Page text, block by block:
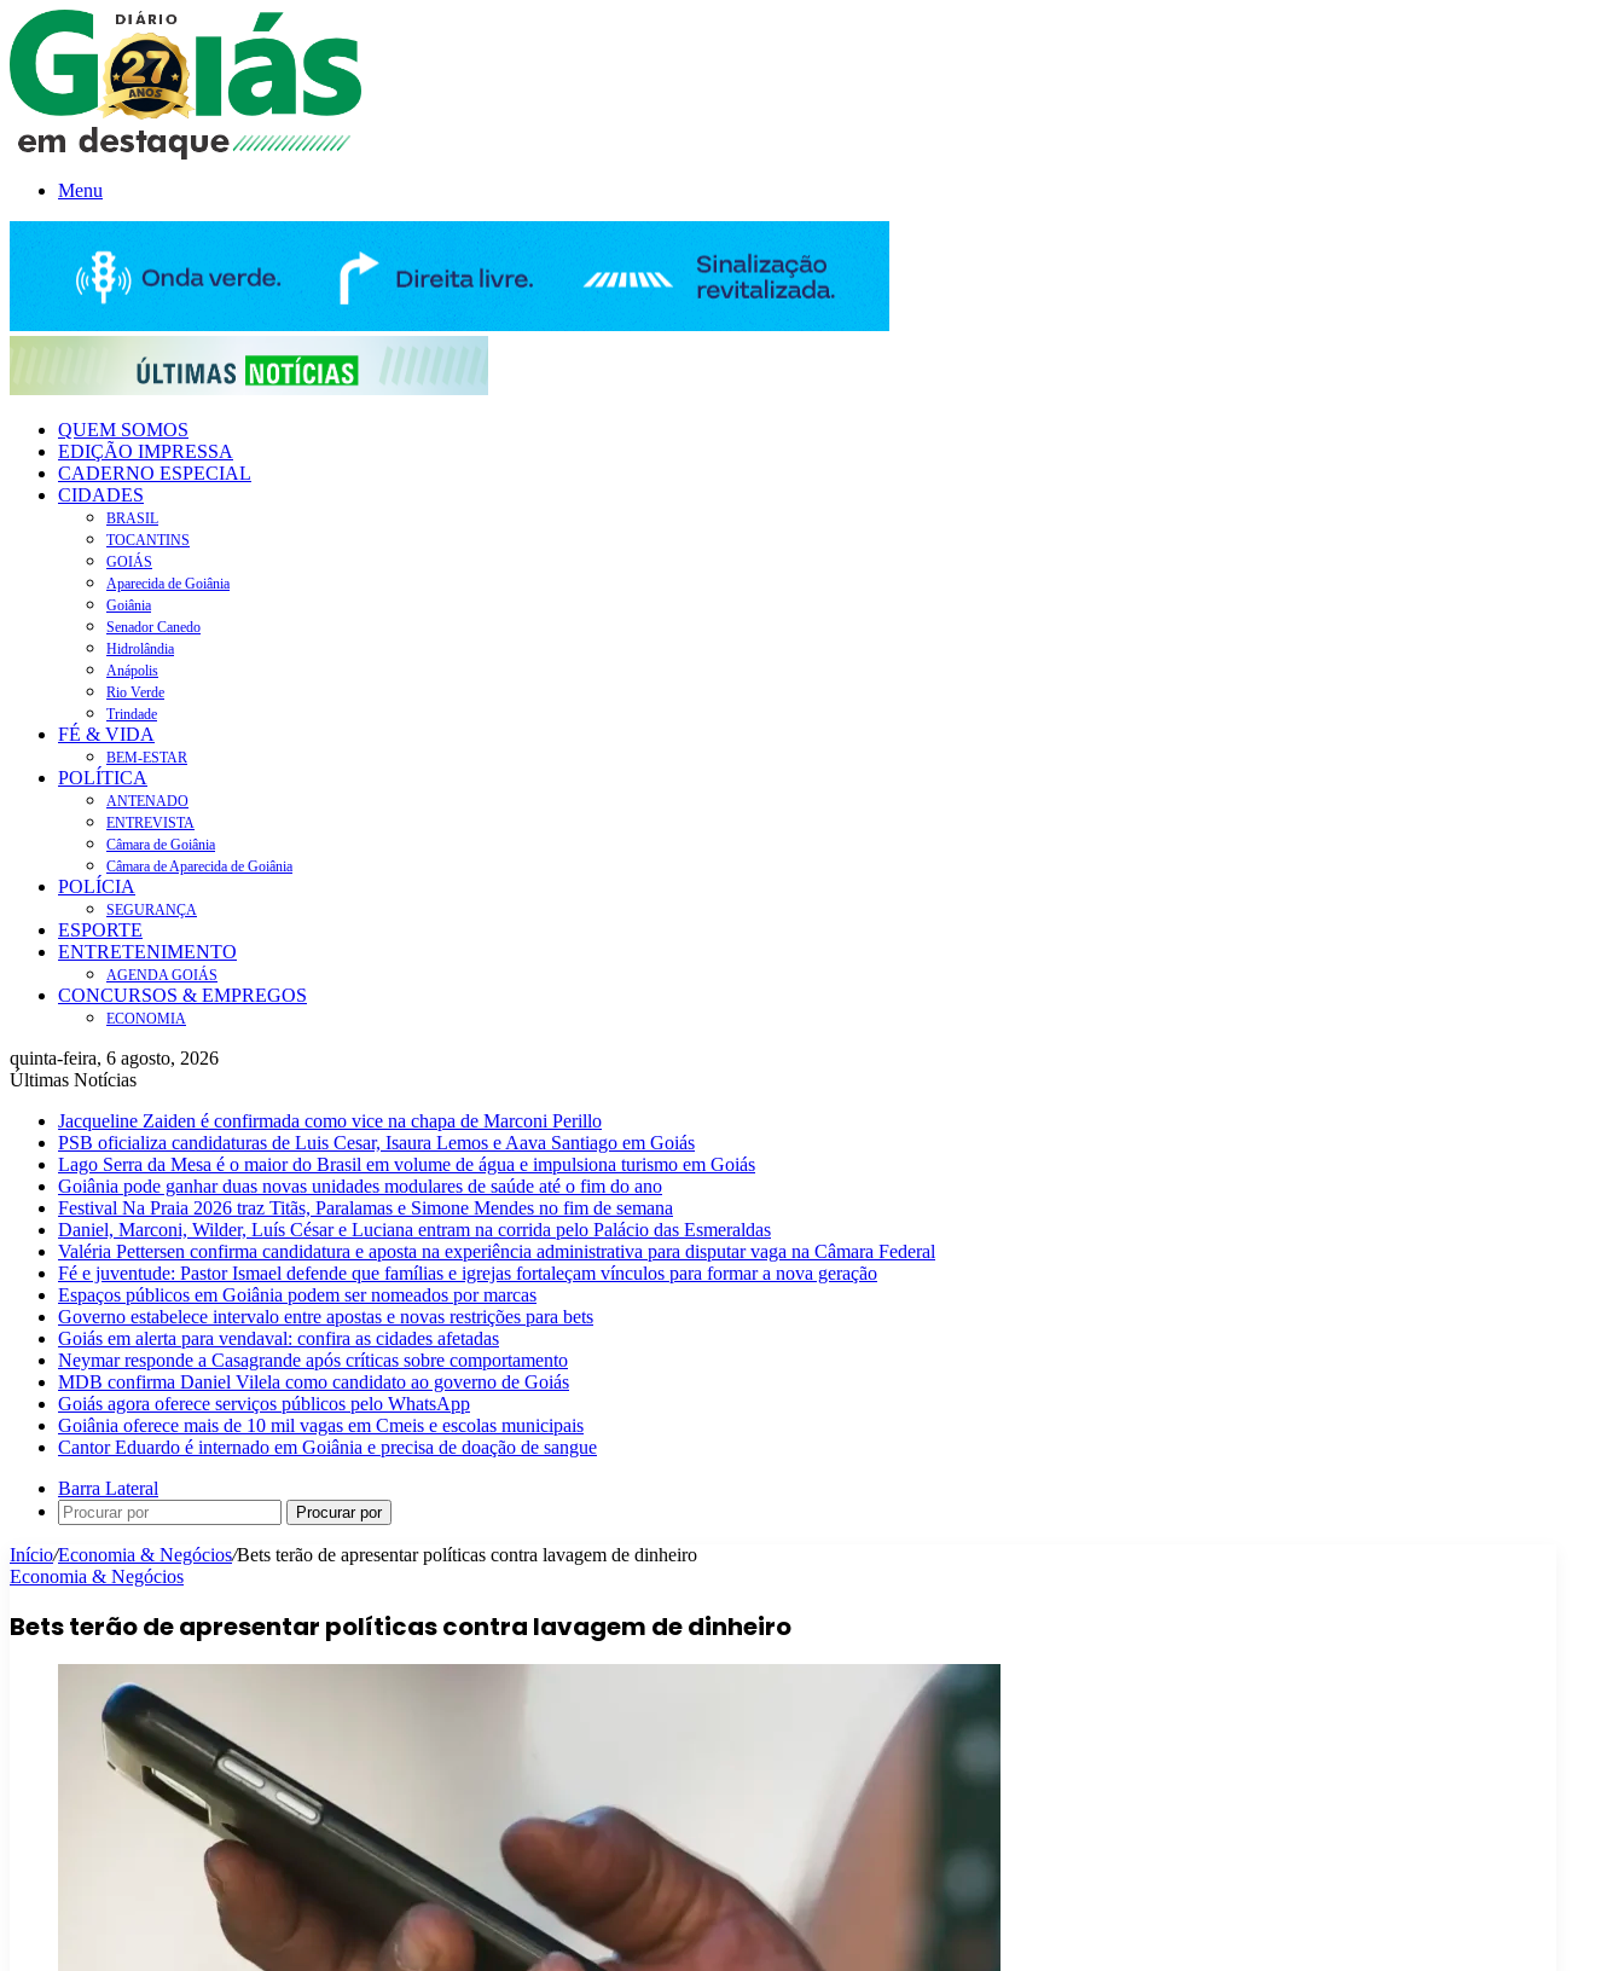
Menu
QUEM SOMOS
EDIÇÃO IMPRESSA
CADERNO ESPECIAL
CIDADES
BRASIL
TOCANTINS
GOIÁS
Aparecida de Goiânia
Goiânia
Senador Canedo
Hidrolândia
Anápolis
Rio Verde
Trindade
FÉ & VIDA
BEM-ESTAR
POLÍTICA
ANTENADO
ENTREVISTA
Câmara de Goiânia
Câmara de Aparecida de Goiânia
POLÍCIA
SEGURANÇA
ESPORTE
ENTRETENIMENTO
AGENDA GOIÁS
CONCURSOS & EMPREGOS
ECONOMIA
quinta-feira, 6 agosto, 2026
Últimas Notícias
Jacqueline Zaiden é confirmada como vice na chapa de Marconi Perillo
PSB oficializa candidaturas de Luis Cesar, Isaura Lemos e Aava Santiago em Goiás
Lago Serra da Mesa é o maior do Brasil em volume de água e impulsiona turismo em Goiás
Goiânia pode ganhar duas novas unidades modulares de saúde até o fim do ano
Festival Na Praia 2026 traz Titãs, Paralamas e Simone Mendes no fim de semana
Daniel, Marconi, Wilder, Luís César e Luciana entram na corrida pelo Palácio das Esmeraldas
Valéria Pettersen confirma candidatura e aposta na experiência administrativa para disputar vaga na Câmara Federal
Fé e juventude: Pastor Ismael defende que famílias e igrejas fortaleçam vínculos para formar a nova geração
Espaços públicos em Goiânia podem ser nomeados por marcas
Governo estabelece intervalo entre apostas e novas restrições para bets
Goiás em alerta para vendaval: confira as cidades afetadas
Neymar responde a Casagrande após críticas sobre comportamento
MDB confirma Daniel Vilela como candidato ao governo de Goiás
Goiás agora oferece serviços públicos pelo WhatsApp
Goiânia oferece mais de 10 mil vagas em Cmeis e escolas municipais
Cantor Eduardo é internado em Goiânia e precisa de doação de sangue
Barra Lateral
Procurar por
Início/Economia & Negócios/Bets terão de apresentar políticas contra lavagem de dinheiro
Economia & Negócios
Bets terão de apresentar políticas contra lavagem de dinheiro